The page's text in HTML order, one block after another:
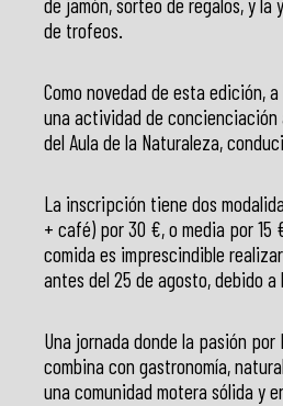
de jamón, sorteo de regalos, y
de trofeos.
Como novedad de esta edición,
una actividad de concienciación
del Aula de la Naturaleza,
La inscripción tiene dos
+ café) por 30 €, o media por
comida es imprescindible
antes del 25 de agosto, debido
Una jornada donde la pasión por
combina con gastronomía,
una comunidad motera sólida y